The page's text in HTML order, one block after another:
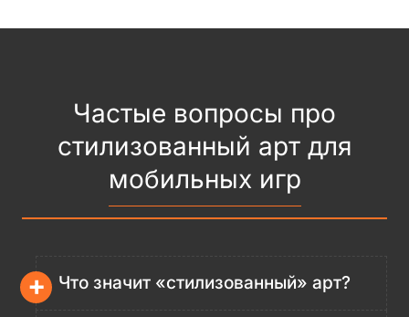
Частые вопросы про
стилизованный арт для
мобильных игр
+ Что значит «стилизованный» арт?